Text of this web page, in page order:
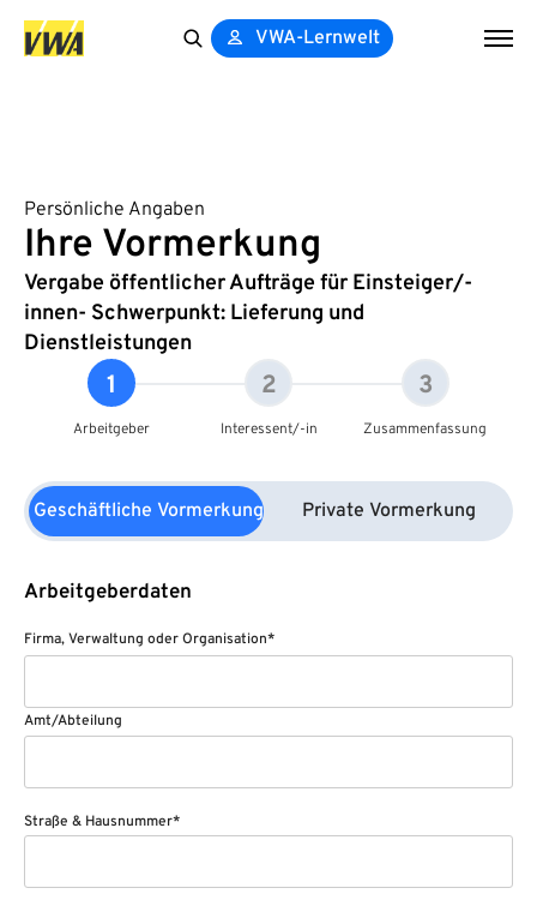
VWA-Lernwelt
Persönliche Angaben
Ihre Vormerkung
Vergabe öffentlicher Aufträge für Einsteiger/-
innen- Schwerpunkt: Lieferung und
Dienstleistungen
1
Arbeitgeber
2
Interessent/-in
3
Zusammenfassung
Geschäftliche Vormerkung Private Vormerkung
Arbeitgeberdaten
Firma, Verwaltung oder Organisation*
Amt/Abteilung
Straße & Hausnummer*